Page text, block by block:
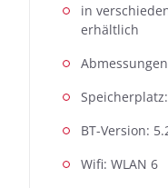
in
erhältlich
BT-Version:
Wifi: WLAN 6